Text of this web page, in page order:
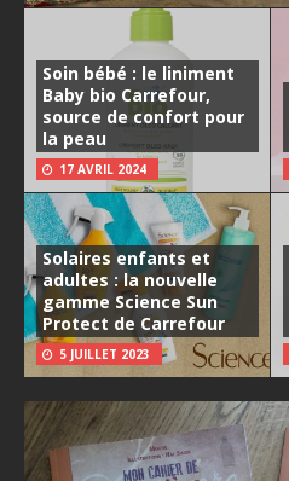
Soin bébé : le liniment
Baby bio Carrefour,
source de confort pour
la peau
17 AVRIL 2024
Solaires enfants et
adultes : la nouvelle
gamme Science Sun
Protect de Carrefour
5 JUILLET 2023